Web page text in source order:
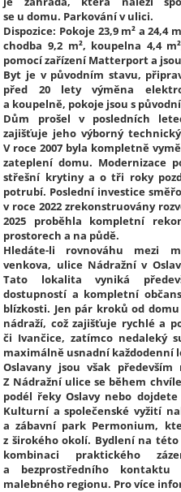
se u domu. Parkování v ulici.
Dispozice: Pokoje 23,9 m² a 24,4
chodba 9,2 m², koupelna 4,4
pomocí zařízení Matterport a
Byt je v původním stavu,
před 20 lety výměna
a koupelně, pokoje jsou s
Dům prošel v posledních
zajišťuje jeho výborný
V roce 2007 byla kompletně
zateplení domu. Modernizace
střešní krytiny a o tři roky
potrubí. Poslední investice
v roce 2022 zrekonstruovány
2025 proběhla kompletní
prostorech a na půdě.
Hledáte-li rovnováhu mezi
venkova, ulice Nádražní v
Tato lokalita vyniká
dostupností a kompletní
blízkosti. Jen pár kroků od
nádraží, což zajišťuje rychlé a
či Ivančice, zatímco nedaleký
maximálně usnadní každodenní
Oslavany jsou však
Z Nádražní ulice se během
podél řeky Oslavy nebo
Kulturní a společenské vyžití
a zábavní park Permonium,
z širokého okolí. Bydlení na
kombinaci praktického
a bezprostředního
malebného regionu. Pro více